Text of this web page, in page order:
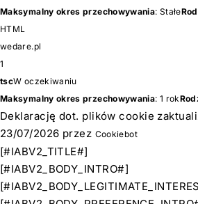
Maksymalny okres przechowywania: Stałe
HTML
wedare.pl
1
tscW oczekiwaniu
Maksymalny okres przechowywania: 1 rok
Deklarację dot. plików cookie
23/07/2026 przez Cookiebot
[#IABV2_TITLE#]
[#IABV2_BODY_INTRO#]